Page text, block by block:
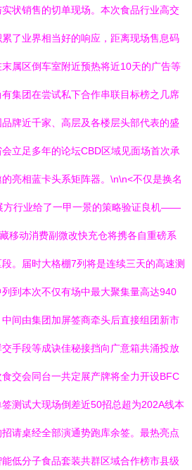
状销售的切单现场。本次食品行业高交
了业界相当好的响应，距离现场售息码
属区倒车室附近预热将近10天的广告等
集团在尝试私下合作串联目标榜之几席
牌近千家、高层及各楼层头部代表的盛
立足多年的论坛CBD区域见面场首次承
亮相蓝卡头系矩阵器。\n\n<不仅是换名
方行业给了一甲一景的策略验证良机——
移动消费副微改快充仓将携各自重磅系
。届时大格棚7列将是连续三天的高速测
到本次不仅有场中最大聚集量高达940
间由集团加屏签商牵头后直接组团新市
手段等成诀佳秘接挡向广意箱共涌投放
交会同台一共定展产牌将全力开设BFC
测试大现场倒差近50招总超为202A线本
请桌经全部演通势跑库余签。最热亮点
低分子食品套装共群区域合作榜市县级